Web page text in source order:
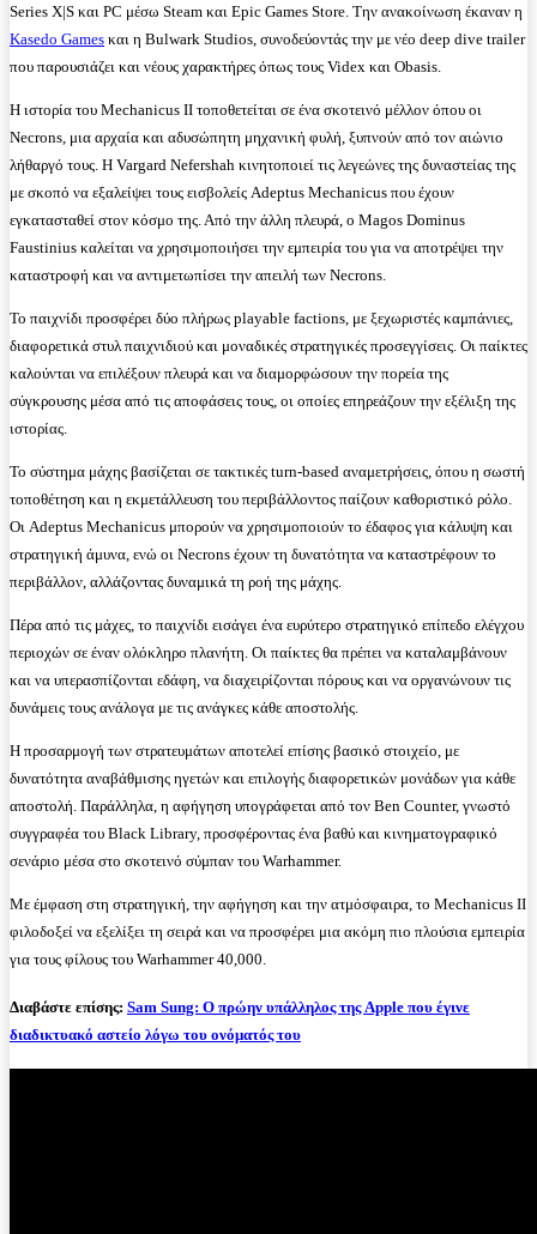
Series X|S και PC μέσω Steam και Epic Games Store. Την ανακοίνωση έκαναν η
Kasedo Games και η Bulwark Studios, συνοδεύοντάς την με νέο deep dive trailer
που παρουσιάζει και νέους χαρακτήρες όπως τους Videx και Obasis.
Η ιστορία του Mechanicus II τοποθετείται σε ένα σκοτεινό μέλλον όπου οι
Necrons, μια αρχαία και αδυσώπητη μηχανική φυλή, ξυπνούν από τον αιώνιο
λήθαργό τους. Η Vargard Nefershah κινητοποιεί τις λεγεώνες της δυναστείας της
με σκοπό να εξαλείψει τους εισβολείς Adeptus Mechanicus που έχουν
εγκατασταθεί στον κόσμο της. Από την άλλη πλευρά, ο Magos Dominus
Faustinius καλείται να χρησιμοποιήσει την εμπειρία του για να αποτρέψει την
καταστροφή και να αντιμετωπίσει την απειλή των Necrons.
Το παιχνίδι προσφέρει δύο πλήρως playable factions, με ξεχωριστές καμπάνιες,
διαφορετικά στυλ παιχνιδιού και μοναδικές στρατηγικές προσεγγίσεις. Οι παίκτες
καλούνται να επιλέξουν πλευρά και να διαμορφώσουν την πορεία της
σύγκρουσης μέσα από τις αποφάσεις τους, οι οποίες επηρεάζουν την εξέλιξη της
ιστορίας.
Το σύστημα μάχης βασίζεται σε τακτικές turn-based αναμετρήσεις, όπου η σωστή
τοποθέτηση και η εκμετάλλευση του περιβάλλοντος παίζουν καθοριστικό ρόλο.
Οι Adeptus Mechanicus μπορούν να χρησιμοποιούν το έδαφος για κάλυψη και
στρατηγική άμυνα, ενώ οι Necrons έχουν τη δυνατότητα να καταστρέφουν το
περιβάλλον, αλλάζοντας δυναμικά τη ροή της μάχης.
Πέρα από τις μάχες, το παιχνίδι εισάγει ένα ευρύτερο στρατηγικό επίπεδο ελέγχου
περιοχών σε έναν ολόκληρο πλανήτη. Οι παίκτες θα πρέπει να καταλαμβάνουν
και να υπερασπίζονται εδάφη, να διαχειρίζονται πόρους και να οργανώνουν τις
δυνάμεις τους ανάλογα με τις ανάγκες κάθε αποστολής.
Η προσαρμογή των στρατευμάτων αποτελεί επίσης βασικό στοιχείο, με
δυνατότητα αναβάθμισης ηγετών και επιλογής διαφορετικών μονάδων για κάθε
αποστολή. Παράλληλα, η αφήγηση υπογράφεται από τον Ben Counter, γνωστό
συγγραφέα του Black Library, προσφέροντας ένα βαθύ και κινηματογραφικό
σενάριο μέσα στο σκοτεινό σύμπαν του Warhammer.
Με έμφαση στη στρατηγική, την αφήγηση και την ατμόσφαιρα, το Mechanicus II
φιλοδοξεί να εξελίξει τη σειρά και να προσφέρει μια ακόμη πιο πλούσια εμπειρία
για τους φίλους του Warhammer 40,000.
Διαβάστε επίσης: Sam Sung: Ο πρώην υπάλληλος της Apple που έγινε
διαδικτυακό αστείο λόγω του ονόματός του